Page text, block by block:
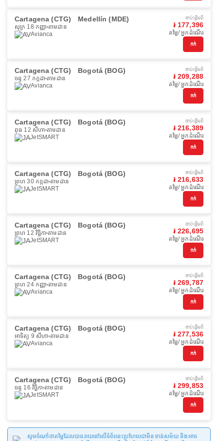
Cartagena (CTG) Medellín (MDE)
សុក្រ 18 កញ្ញា តាមដាន
Avianca
ចាប់ផ្ដើមពី
៛ 177,396
តម្លៃ/ អ្នកដំណើរ
កក់
Cartagena (CTG) Bogotá (BOG)
ចន្ទ 27 កក្កដា តាមដាន
Avianca
ចាប់ផ្ដើមពី
៛ 209,288
តម្លៃ/ អ្នកដំណើរ
កក់
Cartagena (CTG) Bogotá (BOG)
ពុធ 12 សីហា តាមដាន
JetSMART
ចាប់ផ្ដើមពី
៛ 216,389
តម្លៃ/ អ្នកដំណើរ
កក់
Cartagena (CTG) Bogotá (BOG)
ព្រហ 30 កក្កដា តាមដាន
JetSMART
ចាប់ផ្ដើមពី
៛ 216,633
តម្លៃ/ អ្នកដំណើរ
កក់
Cartagena (CTG) Bogotá (BOG)
ព្រហ 12 វិច្ឆិកា តាមដាន
JetSMART
ចាប់ផ្ដើមពី
៛ 226,695
តម្លៃ/ អ្នកដំណើរ
កក់
Cartagena (CTG) Bogotá (BOG)
ព្រហ 24 កញ្ញា តាមដាន
Avianca
ចាប់ផ្ដើមពី
៛ 269,787
តម្លៃ/ អ្នកដំណើរ
កក់
Cartagena (CTG) Bogotá (BOG)
អាទិត្យ 9 សីហា តាមដាន
Avianca
ចាប់ផ្ដើមពី
៛ 277,536
តម្លៃ/ អ្នកដំណើរ
កក់
Cartagena (CTG) Bogotá (BOG)
ចន្ទ 16 វិច្ឆិកា តាមដាន
JetSMART
ចាប់ផ្ដើមពី
៛ 299,853
តម្លៃ/ អ្នកដំណើរ
កក់
សូមចំណាំថាតម្លៃដែលបានរាយនៅលើទំព័រនេះប្រហែលជាមិនទាន់សម័យ និងអាច